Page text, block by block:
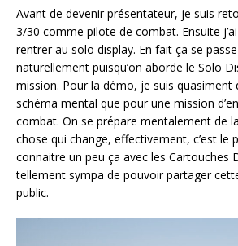
Avant de devenir présentateur, je suis
3/30 comme pilote de combat. Ensuite
rentrer au solo display. En fait ça se
naturellement puisqu’on aborde le Solo
mission. Pour la démo, je suis quasiment
schéma mental que pour une mission
combat. On se prépare mentalement de
chose qui change, effectivement, c’est le
connaitre un peu ça avec les Cartouches
tellement sympa de pouvoir partager
public.